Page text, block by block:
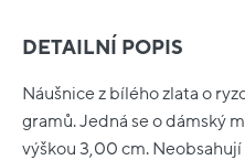
DETAILNÍ POPIS
Náušnice z bílého zlata o
gramů. Jedná se o dámský
výškou 3,00 cm.